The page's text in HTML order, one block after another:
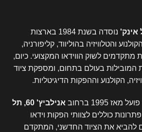
אינק'
נוסדה בשנת 1984 בארצות
והטלוויזיה בהוליווד, קליפורניה,
לשוק הווידאו המקצועי. כיום,
בעולם בתחום, ומספקת ציוד
הקולנוע וההפקות הדיגיטליות.
1995 ברחוב
אנילביץ' 60, תל
כוללים לצוותי הפקות וידאו
להביא את הציוד החדשני, המתקדם